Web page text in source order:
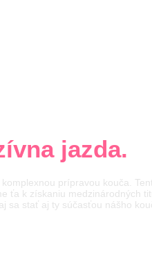
jazda.
prípravou kouča.
ťa k získaniu medzinárodných
sa stať aj ty súčasťou nášho